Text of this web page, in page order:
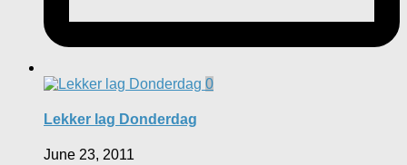
0
Lekker lag Donderdag
June 23, 2011